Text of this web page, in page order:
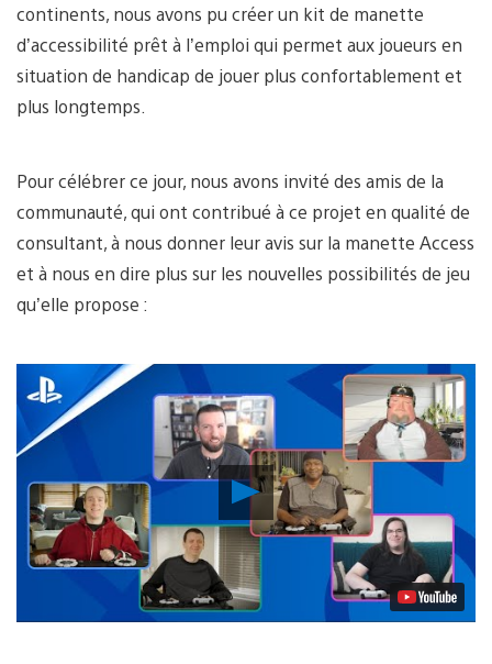
continents, nous avons pu créer un kit de manette
d’accessibilité prêt à l’emploi qui permet aux joueurs en
situation de handicap de jouer plus confortablement et
plus longtemps.
Pour célébrer ce jour, nous avons invité des amis de la
communauté, qui ont contribué à ce projet en qualité de
consultant, à nous donner leur avis sur la manette Access
et à nous en dire plus sur les nouvelles possibilités de jeu
qu’elle propose :
Lancer
vidéo